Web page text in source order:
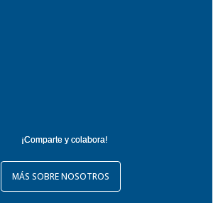
¡Comparte y colabora!
MÁS SOBRE NOSOTROS